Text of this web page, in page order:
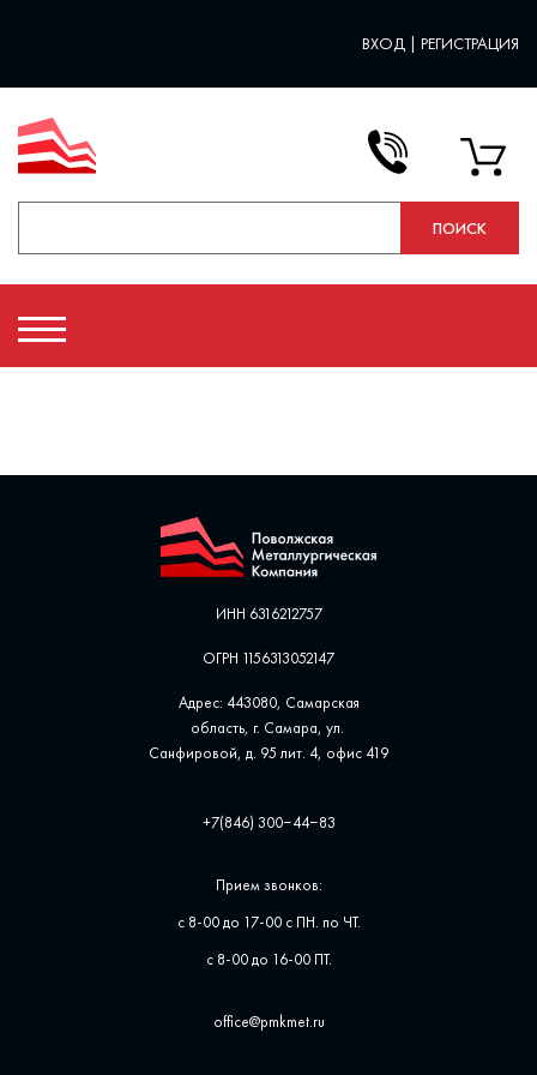
ВХОД | РЕГИСТРАЦИЯ
ИНН 6316212757
ОГРН 1156313052147
Адрес: 443080, Самарская
область, г. Самара, ул. ​
Санфировой, д. 95 лит. 4, офис ​419
+7(846) 300‒44‒83
Прием звонков:
с 8-00 до 17-00 с ПН. по ЧТ.
с 8-00 до 16-00 ПТ.
office@pmkmet.ru